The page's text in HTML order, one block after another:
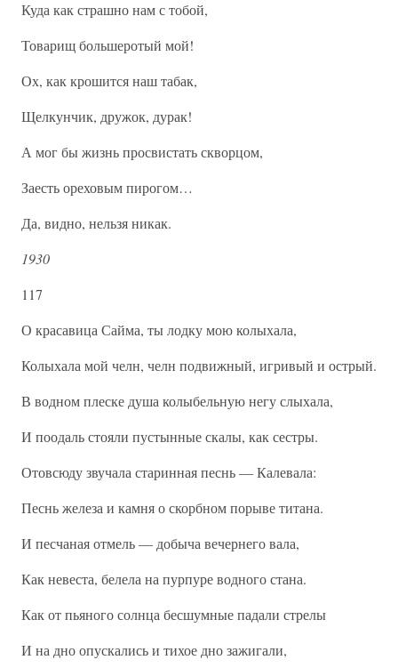
Куда как страшно нам с тобой,
Товарищ большеротый мой!
Ох, как крошится наш табак,
Щелкунчик, дружок, дурак!
А мог бы жизнь просвистать скворцом,
Заесть ореховым пирогом…
Да, видно, нельзя никак.
1930
117
О красавица Сайма, ты лодку мою колыхала,
Колыхала мой челн, челн подвижный, игривый и острый.
В водном плеске душа колыбельную негу слыхала,
И поодаль стояли пустынные скалы, как сестры.
Отовсюду звучала старинная песнь — Калевала:
Песнь железа и камня о скорбном порыве титана.
И песчаная отмель — добыча вечернего вала,
Как невеста, белела на пурпуре водного стана.
Как от пьяного солнца бесшумные падали стрелы
И на дно опускались и тихое дно зажигали,